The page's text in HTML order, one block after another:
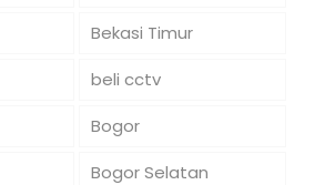
Bekasi Timur
beli cctv
Bogor
Bogor Selatan